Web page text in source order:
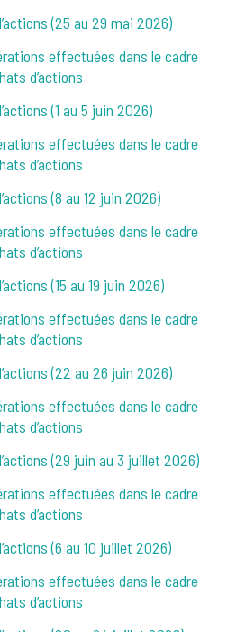
(25 au 29 mai 2026)
effectuées dans le cadre
d’actions
(1 au 5 juin 2026)
effectuées dans le cadre
d’actions
(8 au 12 juin 2026)
effectuées dans le cadre
d’actions
(15 au 19 juin 2026)
effectuées dans le cadre
d’actions
(22 au 26 juin 2026)
effectuées dans le cadre
d’actions
(29 juin au 3 juillet 2026)
effectuées dans le cadre
d’actions
(6 au 10 juillet 2026)
effectuées dans le cadre
d’actions